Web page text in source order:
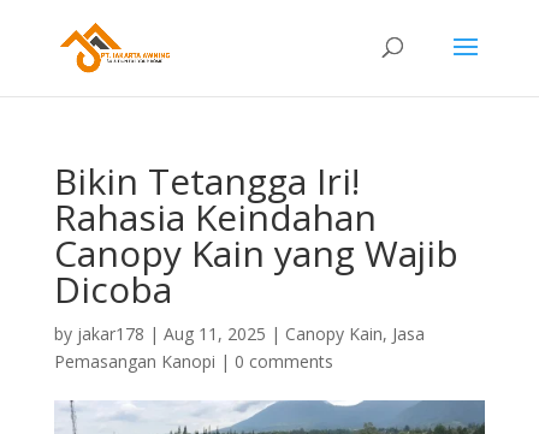
Bikin Tetangga Iri!
Rahasia Keindahan
Canopy Kain yang Wajib
Dicoba
by jakar178 | Aug 11, 2025 | Canopy Kain, Jasa
Pemasangan Kanopi | 0 comments